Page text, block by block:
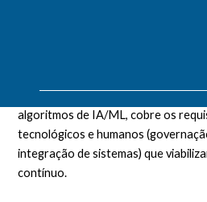
Formação prática que posiciona a
maturidade, desde o uso básico de
algoritmos de IA/ML, cobre os
tecnológicos e humanos
integração de sistemas) que
contínuo.